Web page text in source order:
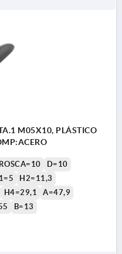
M05X10, PLÁSTICO
D=10
H2=11,3
H4=29,1
A=47,9
B=13